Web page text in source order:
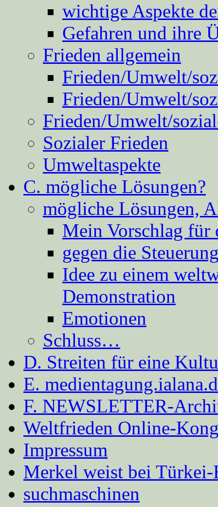
wichtige Aspekte
Gefahren und ihre
Frieden allgemein
Frieden/Umwelt/
Frieden/Umwelt/
Frieden/Umwelt/
Sozialer Frieden
Umweltaspekte
C. mögliche Lösungen?
mögliche Lösungen,
Mein Vorschlag für
gegen die
Idee zu einem
Demonstration
Emotionen
Schluss…
D. Streiten für eine
E.
F. NEWSLETTER-
Weltfrieden Online-
Impressum
Merkel weist bei
suchmaschinen